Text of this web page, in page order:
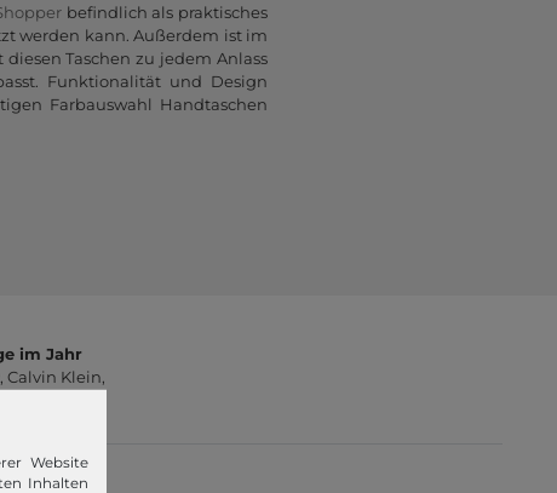
befindlich als praktisches
werden kann. Außerdem ist im
Taschen zu jedem Anlass
Funktionalität und Design
Farbauswahl Handtaschen
im Jahr
Calvin Klein,
Website
Inhalten